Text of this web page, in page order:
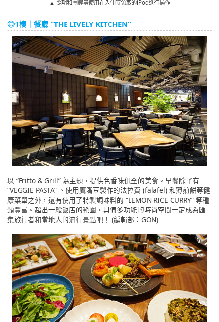
▲ 照明和鬧鐘等使用在入住時領取的iPod進行操作
◎1樓｜餐廳 “THE LIVELY KITCHEN”
以 “Fritto & Grill” 為主題，提供色香味俱全的美食。早餐除了有
“VEGGIE PASTA” 、使用鷹嘴豆製作的法拉費 (falafel) 和薄煎餅等健
康菜單之外，還有使用了特製調味料的 “LEMON RICE CURRY” 等種
類豐富。超出一般飯店的範圍，具備多功能的時尚空間一定成為匯
集旅行者和當地人的流行景點吧！ (編輯部：GON)